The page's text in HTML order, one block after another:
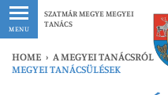
MENU
SZATMÁR MEGYE MEGYEI
TANÁCS
Legfrissebb
HOME › A MEGYEI TANÁCSRÓL ›
MEGYEI TANÁCSÜLÉSEK